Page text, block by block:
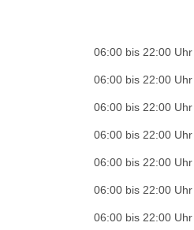
06:00 bis 22:00 Uhr
06:00 bis 22:00 Uhr
06:00 bis 22:00 Uhr
06:00 bis 22:00 Uhr
06:00 bis 22:00 Uhr
06:00 bis 22:00 Uhr
06:00 bis 22:00 Uhr